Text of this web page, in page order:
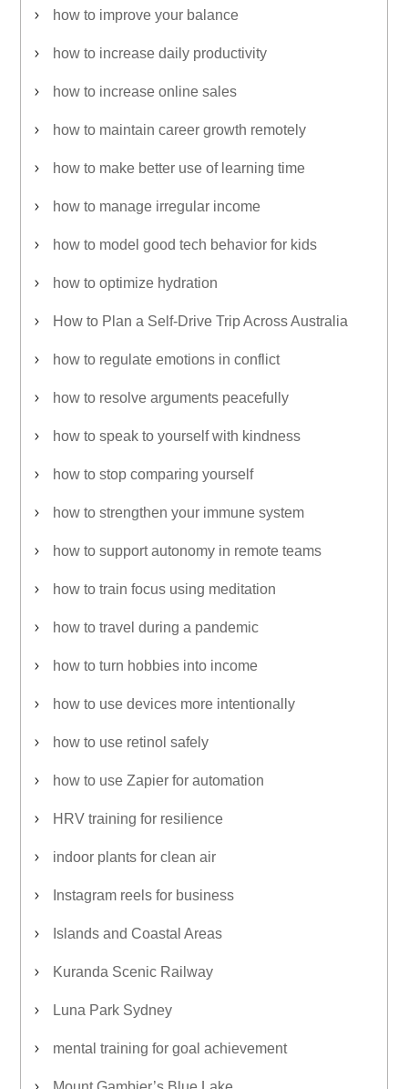
how to improve your balance
how to increase daily productivity
how to increase online sales
how to maintain career growth remotely
how to make better use of learning time
how to manage irregular income
how to model good tech behavior for kids
how to optimize hydration
How to Plan a Self-Drive Trip Across Australia
how to regulate emotions in conflict
how to resolve arguments peacefully
how to speak to yourself with kindness
how to stop comparing yourself
how to strengthen your immune system
how to support autonomy in remote teams
how to train focus using meditation
how to travel during a pandemic
how to turn hobbies into income
how to use devices more intentionally
how to use retinol safely
how to use Zapier for automation
HRV training for resilience
indoor plants for clean air
Instagram reels for business
Islands and Coastal Areas
Kuranda Scenic Railway
Luna Park Sydney
mental training for goal achievement